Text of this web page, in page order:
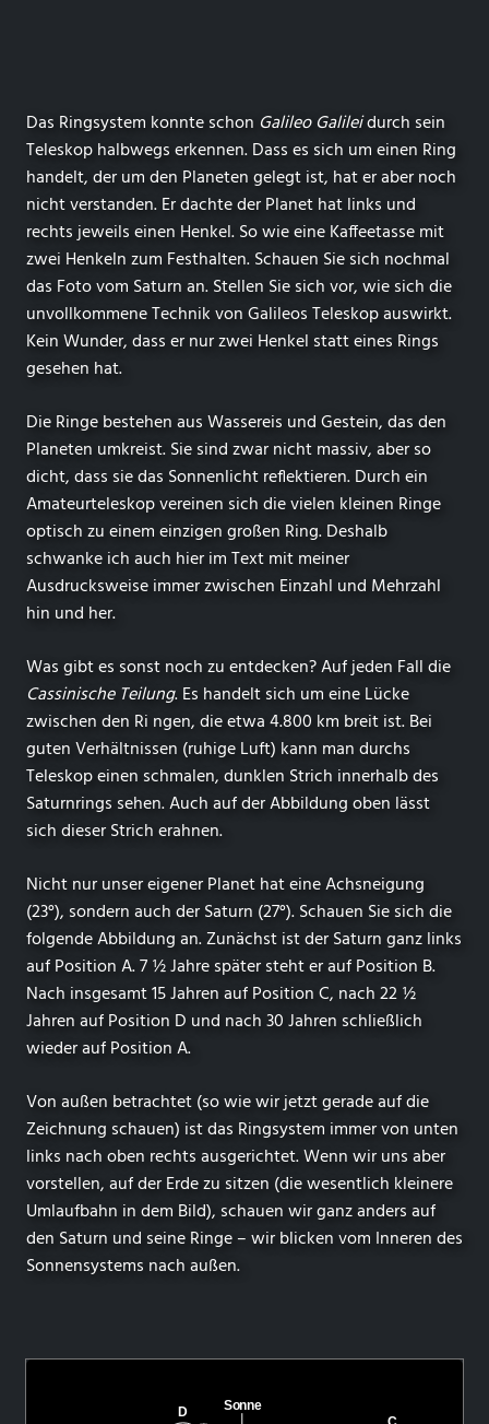
Das Ringsystem konnte schon Galileo Galileidurch sein
Teleskop halbwegs erkennen. Dass es sich um einen Ring
handelt, der um den Planeten gelegt ist, hat er aber noch
nicht verstanden. Er dachte der Planet hat links und
rechts jeweils einen Henkel. So wie eine Kaffeetasse mit
zwei Henkeln zum Festhalten. Schauen Sie sich nochmal
das Foto vom Saturn an. Stellen Sie sich vor, wie sich die
unvollkommene Technik von Galileos Teleskop auswirkt.
Kein Wunder, dass er nur zwei Henkel statt eines Rings
gesehen hat.
Die Ringe bestehen aus Wassereis und Gestein, das den
Planeten umkreist. Sie sind zwar nicht massiv, aber so
dicht, dass sie das Sonnenlicht reflektieren. Durch ein
Amateurteleskop vereinen sich die vielen kleinen Ringe
optisch zu einem einzigen großen Ring. Deshalb
schwanke ich auch hier im Text mit meiner
Ausdrucksweise immer zwischen Einzahl und Mehrzahl
hin und her.
Was gibt es sonst noch zu entdecken? Auf jeden Fall die
Cassinische Teilung. Es handelt sich um eine Lücke
zwischen den Ri ngen, die etwa 4.800 km breit ist. Bei
guten Verhältnissen (ruhige Luft) kann man durchs
Teleskop einen schmalen, dunklen Strich innerhalb des
Saturnrings sehen. Auch auf der Abbildung oben lässt
sich dieser Strich erahnen.
Nicht nur unser eigener Planet hat eine Achsneigung
(23°), sondern auch der Saturn (27°). Schauen Sie sich die
folgende Abbildung an. Zunächst ist der Saturn ganz links
auf Position A. 7 ½ Jahre später steht er auf Position B.
Nach insgesamt 15 Jahren auf Position C, nach 22 ½
Jahren auf Position D und nach 30 Jahren schließlich
wieder auf Position A.
Von außen betrachtet (so wie wir jetzt gerade auf die
Zeichnung schauen) ist das Ringsystem immer von unten
links nach oben rechts ausgerichtet. Wenn wir uns aber
vorstellen, auf der Erde zu sitzen (die wesentlich kleinere
Umlaufbahn in dem Bild), schauen wir ganz anders auf
den Saturn und seine Ringe – wir blicken vom Inneren des
Sonnensystems nach außen.